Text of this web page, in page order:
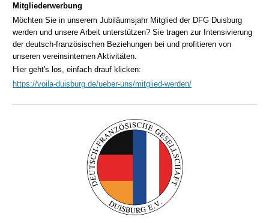
Mitgliederwerbung
Möchten Sie in unserem Jubiläumsjahr Mitglied der DFG Duisburg
werden und unsere Arbeit unterstützen? Sie tragen zur Intensivierung
der deutsch-französischen Beziehungen bei und profitieren von
unseren vereinsinternen Aktivitäten.
Hier geht's los, einfach drauf klicken:
https://voila-duisburg.de/ueber-uns/mitglied-werden/